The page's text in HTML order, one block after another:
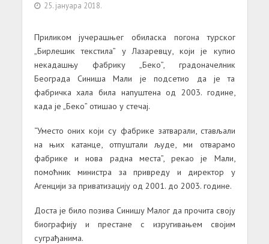
25. јануара 2018.
Приликом јучерашњег обиласка погона турског
„Бирлешик текстила” у Лазаревцу, који је купио
некадашњу фабрику „Беко”, градоначелник
Београда Синиша Мали је подсетио да је та
фабричка хала била напуштена од 2003. године,
када је „Беко” отишао у стечај.
“Уместо оних који су фабрике затварали, стављали
на њих катанце, отпуштали људе, ми отварамо
фабрике и нова радна места”, рекао је Мали,
помоћник министра за привреду и директор у
Агенцији за приватизацију од 2001. до 2003. године.
Доста је било позива Синишу Малог да прочита своју
биографију и престане с изругивањем својим
суграђанима.